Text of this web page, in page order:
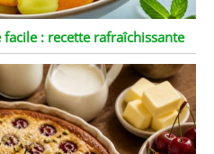
: recette rafraîchissante